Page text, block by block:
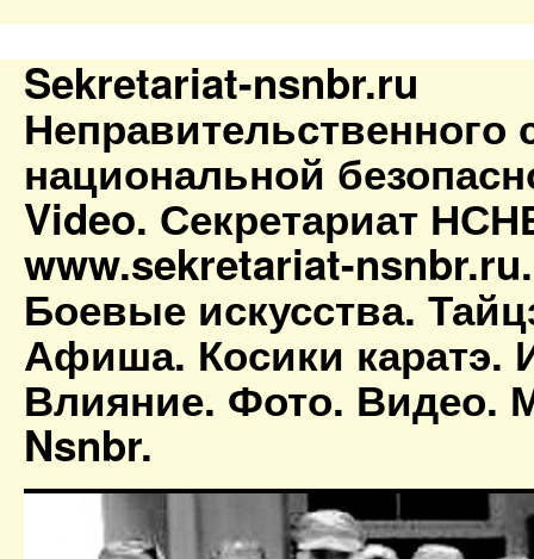
Sekretariat-nsnbr.ru
Неправительственного
национальной
Video. Секретариат
www.sekretariat-
Боевые искусства.
Афиша. Косики каратэ.
Влияние. Фото. Видео.
Nsnbr.